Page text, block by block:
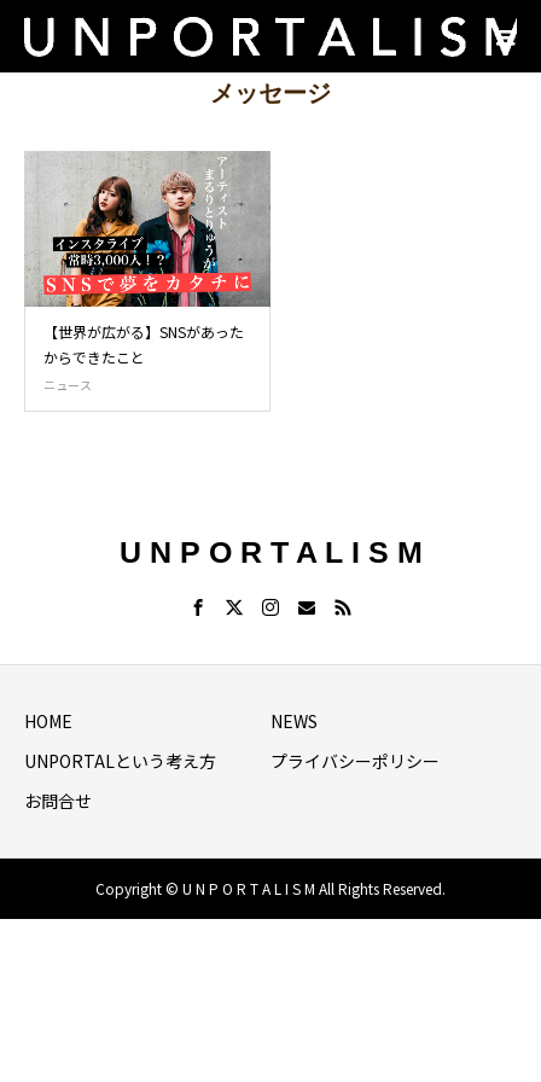
メッセージ
【世界が広がる】SNSがあった
からできたこと
ニュース
U N P O R T A L I S M
HOME
NEWS
UNPORTALという考え方
プライバシーポリシー
お問合せ
Copyright © U N P O R T A L I S M All Rights Reserved.